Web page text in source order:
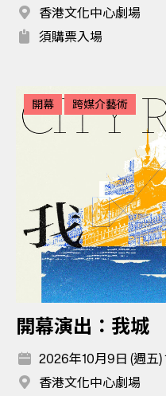
香港文化中心劇場
須購票入場
開幕 跨媒介藝術
開幕演出：我城
2026年10月9日 (週五)
香港文化中心劇場